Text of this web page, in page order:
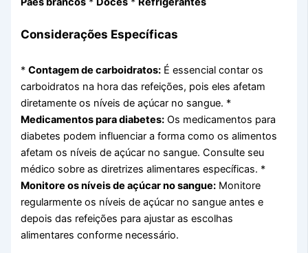
Considerações Específicas
*Contagem de carboidratos: É essencial contar os
carboidratos na hora das refeições, pois eles afetam
diretamente os níveis de açúcar no sangue. *
Medicamentos para diabetes: Os medicamentos para
diabetes podem influenciar a forma como os alimentos
afetam os níveis de açúcar no sangue. Consulte seu
médico sobre as diretrizes alimentares específicas. *
Monitore os níveis de açúcar no sangue: Monitore
regularmente os níveis de açúcar no sangue antes e
depois das refeições para ajustar as escolhas
alimentares conforme necessário.